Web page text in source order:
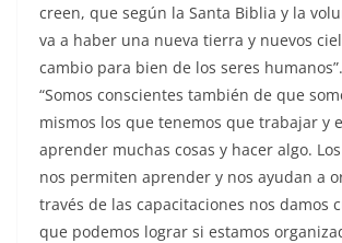
creen, que según la Santa Biblia y la
va a haber una nueva tierra y nuevos
cambio para bien de los seres
“Somos conscientes también de que
mismos los que tenemos que trabajar y
aprender muchas cosas y hacer algo.
nos permiten aprender y nos ayudan a
través de las capacitaciones nos damos
que podemos lograr si estamos